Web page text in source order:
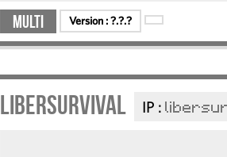
Multi Version :?.?.?
LIBERSURVIVAL IP :